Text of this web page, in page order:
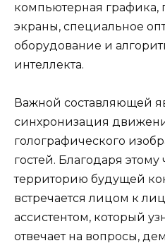
компьютерная
экраны, специальное
оборудование и
интеллекта.
Важной составляющей
синхронизация
голографического
гостей. Благодаря этому
территорию будущей
встречается лицом к
ассистентом, который
отвечает на вопросы,